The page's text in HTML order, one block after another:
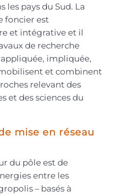
les pays du Sud. La
foncier est
et intégrative et il
de recherche
impliquée,
et combinent
relevant des
et des sciences du
mise en réseau
du pôle est de
entre les
– basés à